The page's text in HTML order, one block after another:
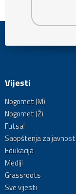
Vijesti
Nogomet (M)
Nogomet (Ž)
Futsal
Saopštenja za javnost
Edukacija
Mediji
Grassroots
Sve vijesti